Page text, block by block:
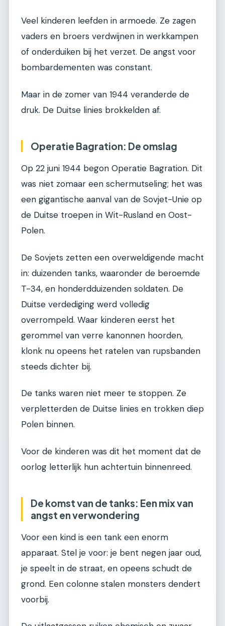
Veel kinderen leefden in armoede. Ze zagen
vaders en broers verdwijnen in werkkampen
of onderduiken bij het verzet. De angst voor
bombardementen was constant.
Maar in de zomer van 1944 veranderde de
druk. De Duitse linies brokkelden af.
Operatie Bagration: De omslag
Op 22 juni 1944 begon Operatie Bagration. Dit
was niet zomaar een schermutseling; het was
een gigantische aanval van de Sovjet-Unie op
de Duitse troepen in Wit-Rusland en Oost-
Polen.
De Sovjets zetten een overweldigende macht
in: duizenden tanks, waaronder de beroemde
T-34, en honderdduizenden soldaten. De
Duitse verdediging werd volledig
overrompeld. Waar kinderen eerst het
gerommel van verre kanonnen hoorden,
klonk nu opeens het ratelen van rupsbanden
steeds dichter bij.
De tanks waren niet meer te stoppen. Ze
verpletterden de Duitse linies en trokken diep
Polen binnen.
Voor de kinderen was dit het moment dat de
oorlog letterlijk hun achtertuin binnenreed.
De komst van de tanks: Een mix van
angst en verwondering
Voor een kind is een tank een enorm
apparaat. Stel je voor: je bent negen jaar oud,
je speelt in de straat, en opeens schudt de
grond. Een colonne stalen monsters dendert
voorbij.